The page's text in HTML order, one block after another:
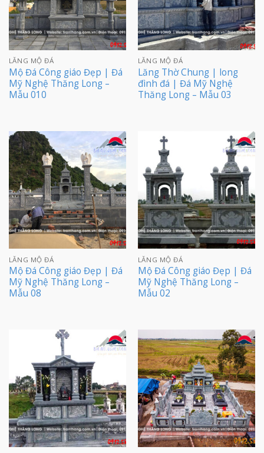
LĂNG MỘ ĐÁ
Mộ Đá Công giáo Đẹp | Đá
Mỹ Nghệ Thăng Long –
Mẫu 010
LĂNG MỘ ĐÁ
Lăng Thờ Chung | long
đình đá | Đá Mỹ Nghệ
Thăng Long – Mẫu 03
LĂNG MỘ ĐÁ
Mộ Đá Công giáo Đẹp | Đá
Mỹ Nghệ Thăng Long –
Mẫu 08
LĂNG MỘ ĐÁ
Mộ Đá Công giáo Đẹp | Đá
Mỹ Nghệ Thăng Long –
Mẫu 02